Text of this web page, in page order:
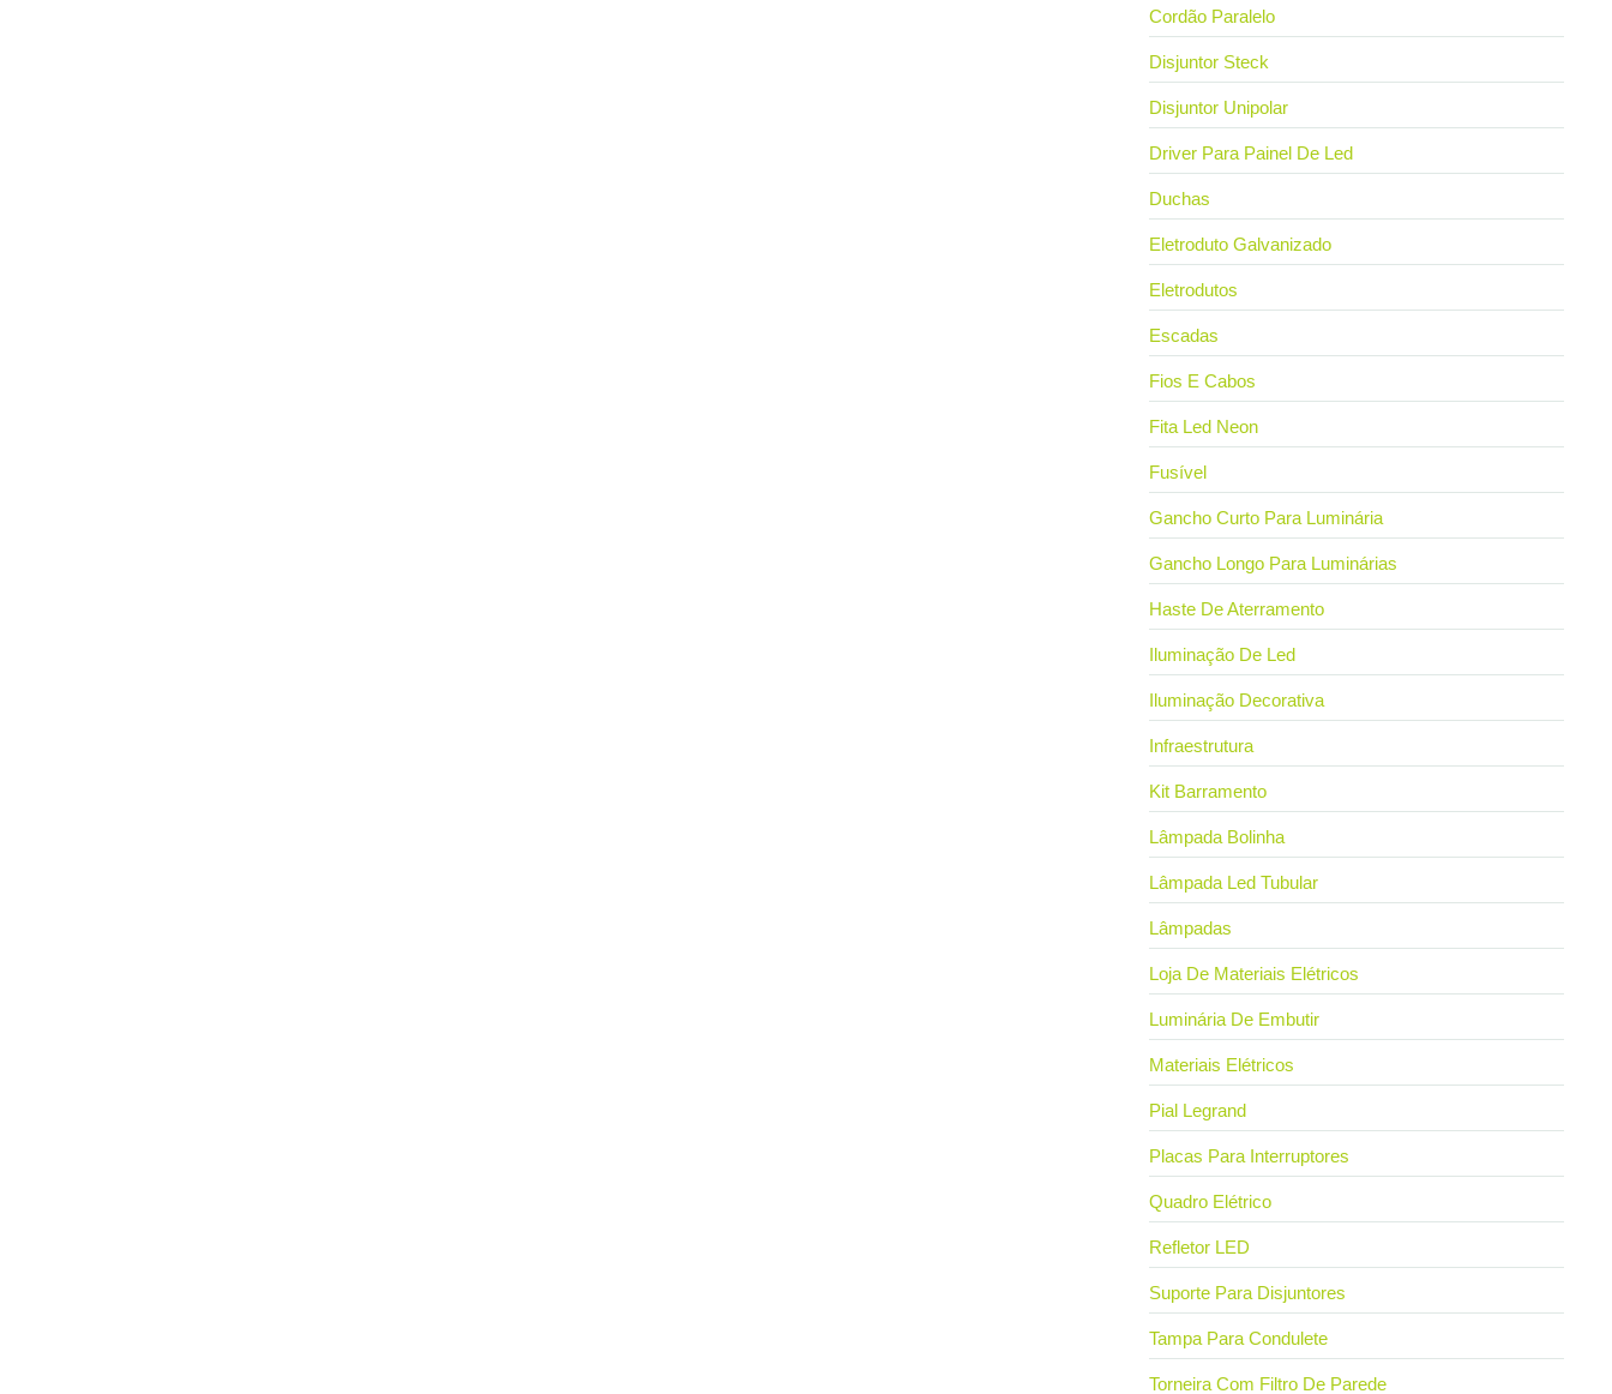
Cordão Paralelo
Disjuntor Steck
Disjuntor Unipolar
Driver Para Painel De Led
Duchas
Eletroduto Galvanizado
Eletrodutos
Escadas
Fios E Cabos
Fita Led Neon
Fusível
Gancho Curto Para Luminária
Gancho Longo Para Luminárias
Haste De Aterramento
Iluminação De Led
Iluminação Decorativa
Infraestrutura
Kit Barramento
Lâmpada Bolinha
Lâmpada Led Tubular
Lâmpadas
Loja De Materiais Elétricos
Luminária De Embutir
Materiais Elétricos
Pial Legrand
Placas Para Interruptores
Quadro Elétrico
Refletor LED
Suporte Para Disjuntores
Tampa Para Condulete
Torneira Com Filtro De Parede